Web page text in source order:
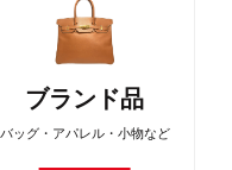
ブランド品
バッグ・アパレル・小物など